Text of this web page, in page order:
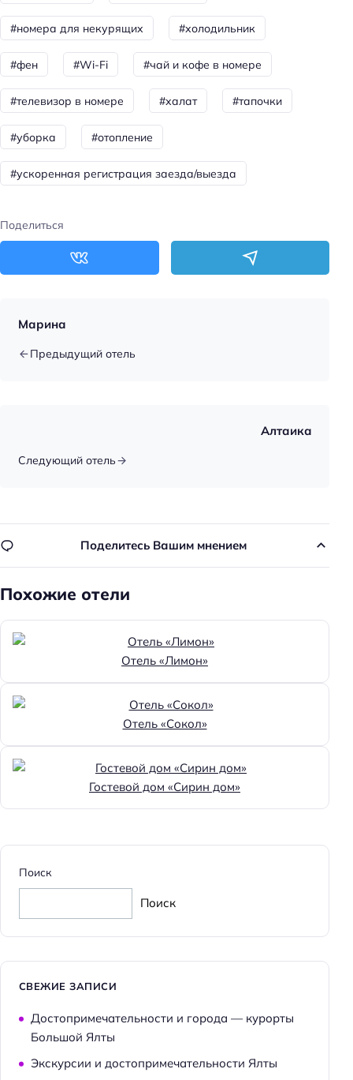
Площадка для пикника
Тип бассейна: сезонный
Пляжный отдых
Шезлонги
Общая информация
Отопление
Дата постройки: 2023
Площадь территории: 20
Способ оплаты: предоплата
Достижения
Хорошее место
Главное
Парковка
Кондиционер в номере
#номера для некурящих #холодильник
#фен #Wi-Fi #чай и кофе в номере
#телевизор в номере #халат #тапочки
#уборка #отопление
#ускоренная регистрация заезда/выезда
Поделиться
Марина
Предыдущий отель
Алтаика
Следующий отель
Поделитесь Вашим мнением
Похожие отели
Отель «Лимон»
Отель «Сокол»
Гостевой дом «Сирин дом»
Поиск
Поиск
СВЕЖИЕ ЗАПИСИ
Достопримечательности и города — курорты
Большой Ялты
Экскурсии и достопримечательности Ялты